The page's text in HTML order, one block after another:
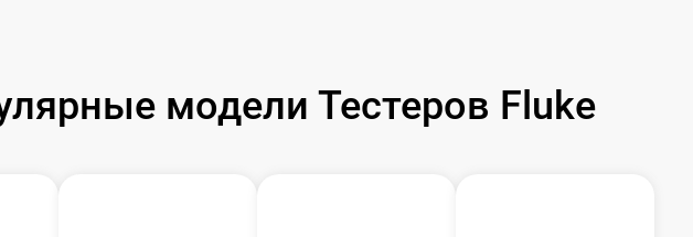
модели Тестеров Fluke